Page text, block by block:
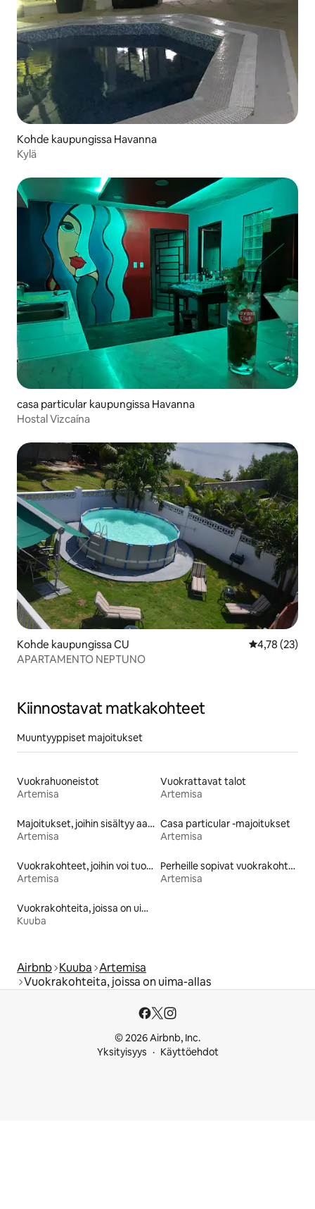
Kohde kaupungissa Havanna
Kylä
casa particular kaupungissa Havanna
Hostal Vizcaína
Kohde kaupungissa CU
4,78 (23)
APARTAMENTO NEPTUNO
Kiinnostavat matkakohteet
Muuntyyppiset majoitukset
Vuokrahuoneistot
Artemisa
Vuokrattavat talot
Artemisa
Majoitukset, joihin sisältyy aamiainen
Artemisa
Casa particular -majoitukset
Artemisa
Vuokrakohteet, joihin voi tuoda lemmikin
Artemisa
Perheille sopivat vuokrakohteet
Artemisa
Vuokrakohteita, joissa on uima-allas
Kuuba
Airbnb Kuuba Artemisa
Vuokrakohteita, joissa on uima-allas
© 2026 Airbnb, Inc.
Yksityisyys
Käyttöehdot